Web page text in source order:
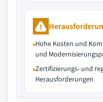
Hohe Kosten und
und
Zertifizierungs- und
Herausforderungen